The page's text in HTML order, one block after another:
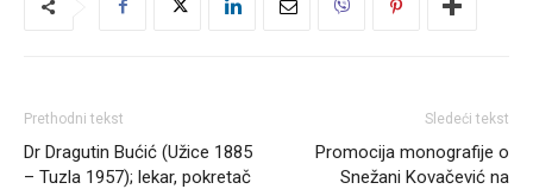
Prethodni tekst
Dr Dragutin Bućić (Užice 1885
– Tuzla 1957); lekar, pokretač
Sledeći tekst
Promocija monografije o
Snežani Kovačević na